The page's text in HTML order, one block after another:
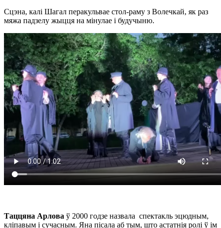
Сцэна, калі Шагал перакульвае стол-раму з Волечкай, як раз
мяжа падзелу жыцця на мінулае і будучыню.
Таццяна Арлова ў 2000 годзе назвала спектакль эцюдным,
кліпавым і сучасным. Яна пісала аб тым, што астатнія ролі ў ім